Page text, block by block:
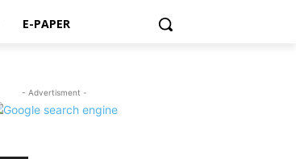
E-PAPER
- Advertisment -